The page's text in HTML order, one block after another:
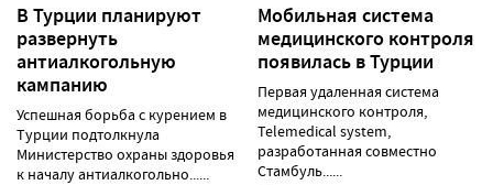
В Турции планируют
развернуть
антиалкогольную
кампанию
Успешная борьба с курением в
Турции подтолкнула
Министерство охраны здоровья
к началу антиалкогольно......
Мобильная система
медицинского контроля
появилась в Турции
Первая удаленная система
медицинского контроля,
Telemedical system,
разработанная совместно
Стамбуль......